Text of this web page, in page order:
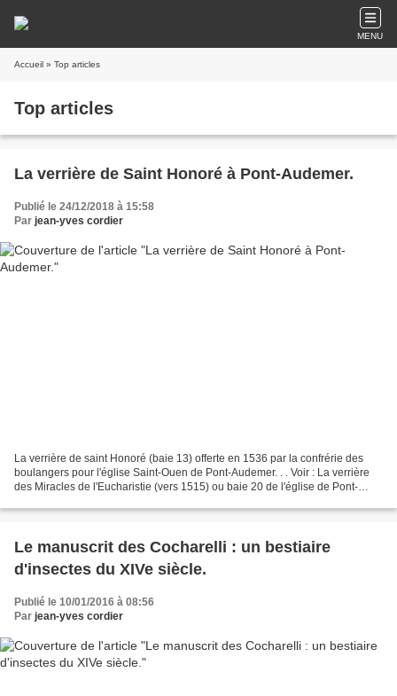
MENU
Accueil » Top articles
Top articles
La verrière de Saint Honoré à Pont-Audemer.
Publié le 24/12/2018 à 15:58
Par jean-yves cordier
La verrière de saint Honoré (baie 13) offerte en 1536 par la confrérie des
boulangers pour l'église Saint-Ouen de Pont-Audemer. . . Voir : La verrière
des Miracles de l'Eucharistie (vers 1515) ou baie 20 de l'église de Pont-
Le manuscrit des Cocharelli : un bestiaire
d'insectes du XIVe siècle.
Publié le 10/01/2016 à 08:56
Par jean-yves cordier